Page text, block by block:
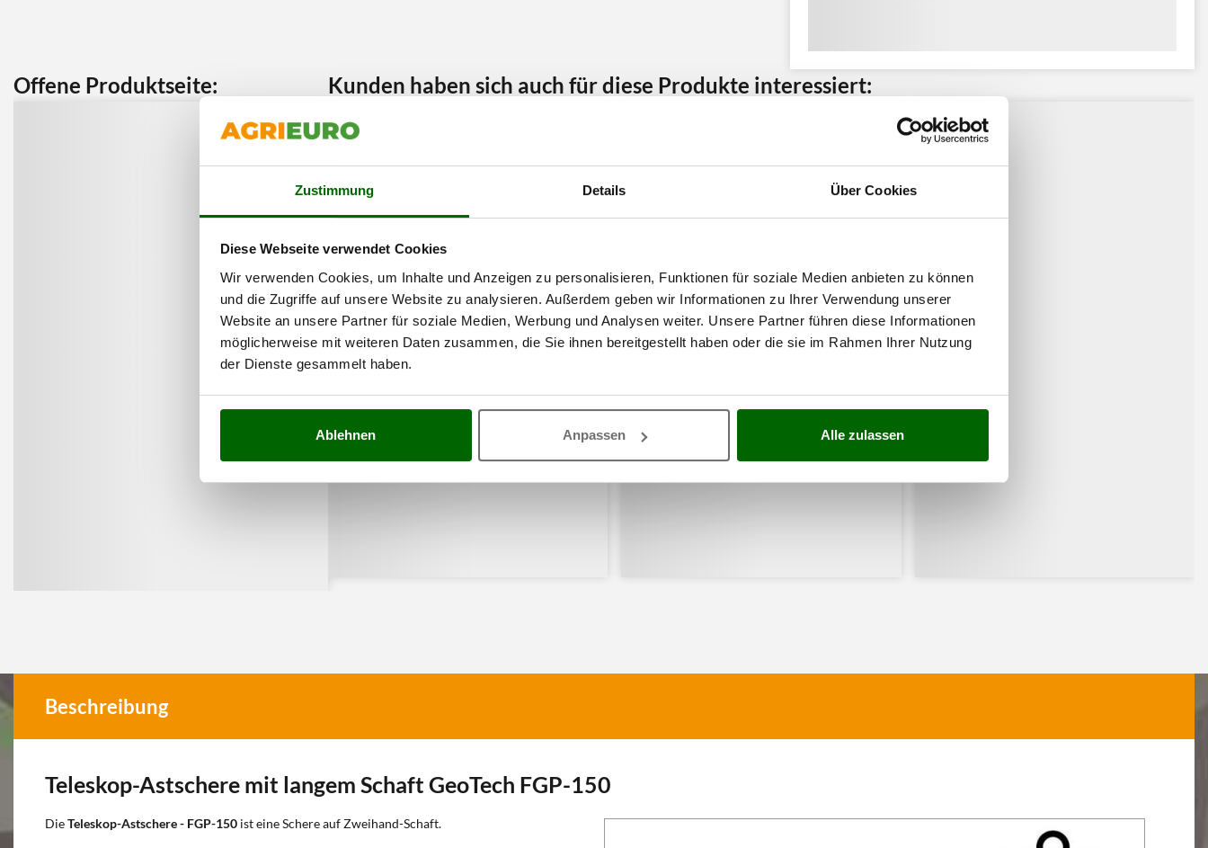
Zustimmung Details Über Cookies
Diese Webseite verwendet Cookies
Wir verwenden Cookies, um Inhalte und Anzeigen zu personalisieren, Funktionen für soziale Medien anbieten zu können
und die Zugriffe auf unsere Website zu analysieren. Außerdem geben wir Informationen zu Ihrer Verwendung unserer
Website an unsere Partner für soziale Medien, Werbung und Analysen weiter. Unsere Partner führen diese Informationen
möglicherweise mit weiteren Daten zusammen, die Sie ihnen bereitgestellt haben oder die sie im Rahmen Ihrer Nutzung
der Dienste gesammelt haben.
Ablehnen Anpassen Alle zulassen
Offene Produktseite: Kunden haben sich auch für diese Produkte interessiert:
Beschreibung
Teleskop-Astschere mit langem Schaft GeoTech FGP-150
DieTeleskop-Astschere - FGP-150 ist eine Schere auf Zweihand-Schaft.